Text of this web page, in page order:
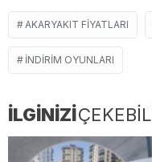
AKARYAKIT FIYATLARI
INDIRIM OYUNLARI
İLGİNİZİ